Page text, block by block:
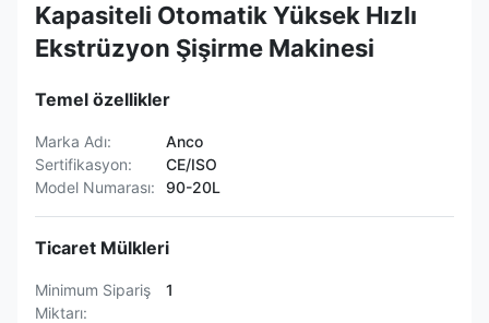
Kapasiteli Otomatik Yüksek Hızlı
Ekstrüzyon Şişirme Makinesi
Temel özellikler
Marka Adı:
Anco
Sertifikasyon:
CE/ISO
Model Numarası:
90-20L
Ticaret Mülkleri
Minimum Sipariş
Miktarı:
1